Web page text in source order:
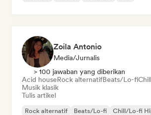
Zoila Antonio
Media/Jurnalis
> 100 jawaban yang diberikan
Acid houseRock alternatifBeats/Lo-fi
Musik klasik
Tulis artikel
Rock alternatif Beats/Lo-fi
Chill/Lo-fi